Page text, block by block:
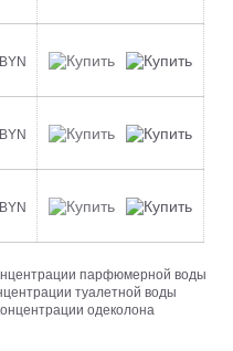
BYN
BYN
BYN
парфюмерной воды
туалетной воды
одеколона